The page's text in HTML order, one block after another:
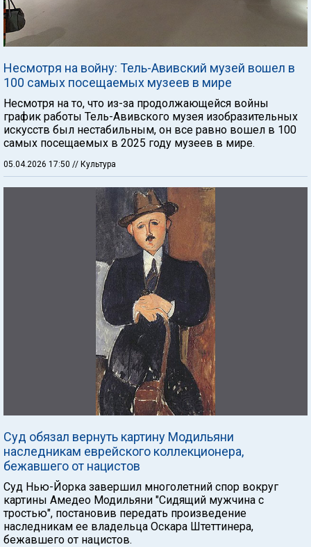
Несмотря на войну: Тель-Авивский музей вошел в
100 самых посещаемых музеев в мире
Несмотря на то, что из-за продолжающейся войны
график работы Тель-Авивского музея изобразительных
искусств был нестабильным, он все равно вошел в 100
самых посещаемых в 2025 году музеев в мире.
05.04.2026 17:50 // Культура
Суд обязал вернуть картину Модильяни
наследникам еврейского коллекционера,
бежавшего от нацистов
Суд Нью-Йорка завершил многолетний спор вокруг
картины Амедео Модильяни "Сидящий мужчина с
тростью", постановив передать произведение
наследникам ее владельца Оскара Штеттинера,
бежавшего от нацистов.